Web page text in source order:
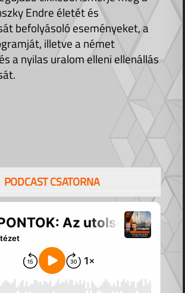
Endre életét és
befolyásoló eseményeket, a
illetve a német
a nyilas uralom elleni ellenállás
PODCAST CSATORNA